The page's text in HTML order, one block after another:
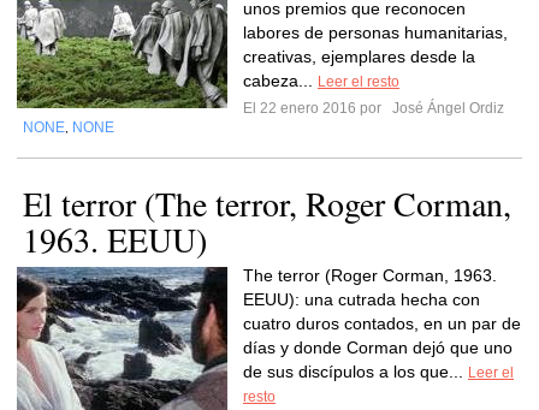
unos premios que reconocen
labores de personas humanitarias,
creativas, ejemplares desde la
cabeza...
Leer el resto
El 22 enero 2016 por
José Ángel Ordiz
NONE NONE
El terror (The terror, Roger Corman,
1963. EEUU)
The terror (Roger Corman, 1963.
EEUU): una cutrada hecha con
cuatro duros contados, en un par de
días y donde Corman dejó que uno
de sus discípulos a los que...
Leer el
resto